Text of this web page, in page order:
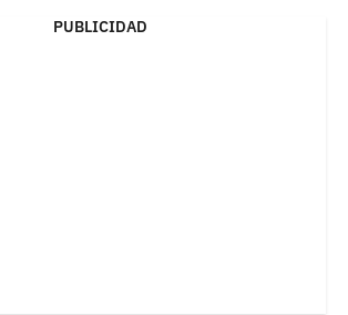
PUBLICIDAD